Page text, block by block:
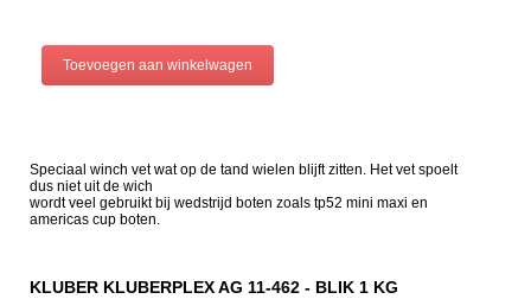
Speciaal winch vet wat op de tand wielen blijft zitten. Het vet spoelt
dus niet uit de wich
wordt veel gebruikt bij wedstrijd boten zoals tp52 mini maxi en
americas cup boten.
KLUBER KLUBERPLEX AG 11-462 - BLIK 1 KG